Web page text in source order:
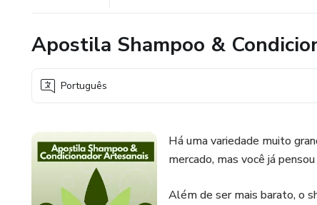
Apostila Shampoo &
Português
Há uma variedade muito
mercado, mas você já
Além de ser mais barato, o